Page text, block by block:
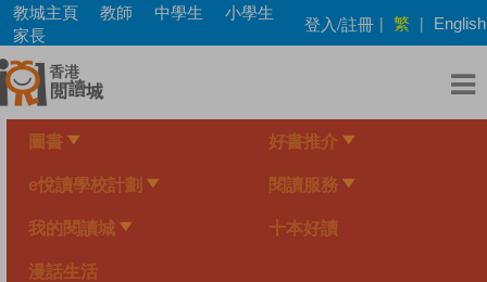
Skip
main
content
教城主頁 教師 中學生
小學生
家長
登入/註冊 | 繁 | English
圖書 好書推介
e悅讀學校計劃 閱讀服務
我的閱讀城 十本好讀
漫話生活